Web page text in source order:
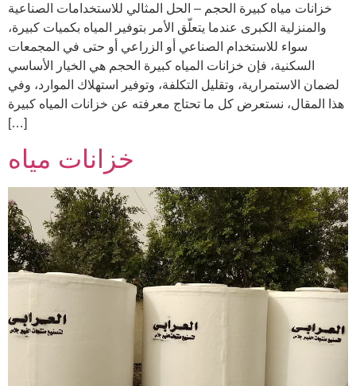
خزانات مياه كبيرة الحجم – الحل المثالي للاستخدامات الصناعية
والمنزلية الكبرى عندما يتعلّق الأمر بتوفير المياه بكميات كبيرة،
سواء للاستخدام الصناعي أو الزراعي أو حتى في المجمعات
السكنية، فإن خزانات المياه كبيرة الحجم هي الخيار الأساسي
لضمان الاستمرارية، وتقليل التكلفة، وتوفير استهلاك الموارد، وفي
هذا المقال، نستعرض كل ما تحتاج معرفته عن خزانات المياه كبيرة
[…]
خزانات مياه